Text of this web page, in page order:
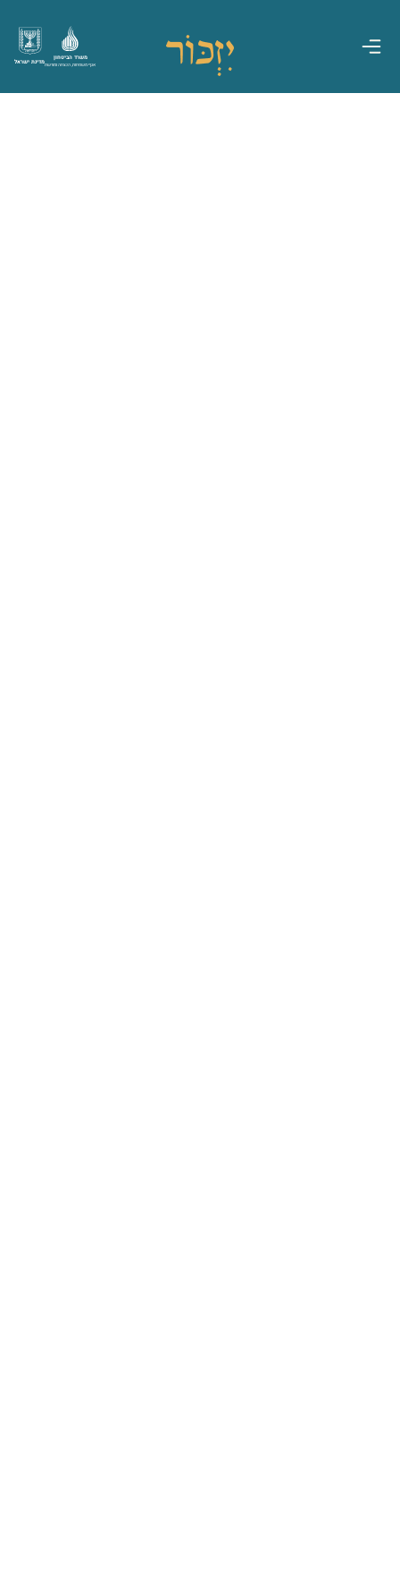
מדינת ישראל
משרד הביטחון
אגף משפחות, הנצחה ומורשת